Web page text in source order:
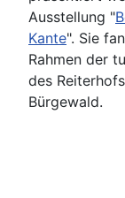
Ausstellung "
Kante". Sie
Rahmen der
des
Bürgewald.